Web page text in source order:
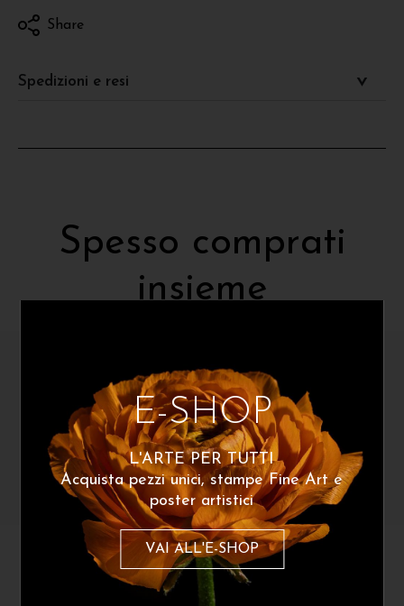
Share
Spedizioni e resi
Spesso comprati
insieme
Silvia Lisotti
Underwater flowers 05
Silvia Lisotti
Underwater flowers 09
E-SHOP
L'ARTE PER TUTTI
Acquista pezzi unici, stampe Fine Art e
poster artistici
VAI ALL'E-SHOP